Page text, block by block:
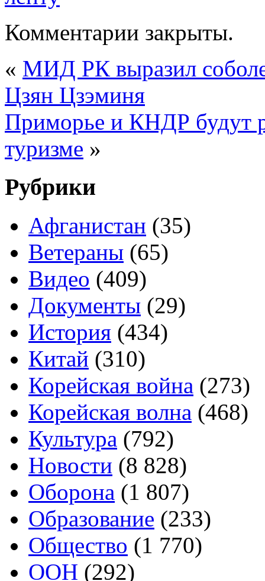
Комментарии закрыты.
« МИД РК выразил
Цзян Цзэминя
Приморье и КНДР будут
туризме »
Рубрики
Афганистан (35)
Ветераны (65)
Видео (409)
Документы (29)
История (434)
Китай (310)
Корейская война (273)
Корейская волна (468)
Культура (792)
Новости (8 828)
Оборона (1 807)
Образование (233)
Общество (1 770)
ООН (292)